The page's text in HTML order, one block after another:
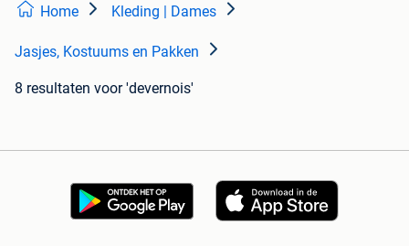
Home Kleding | Dames
Jasjes, Kostuums en Pakken
8 resultaten voor 'devernois'